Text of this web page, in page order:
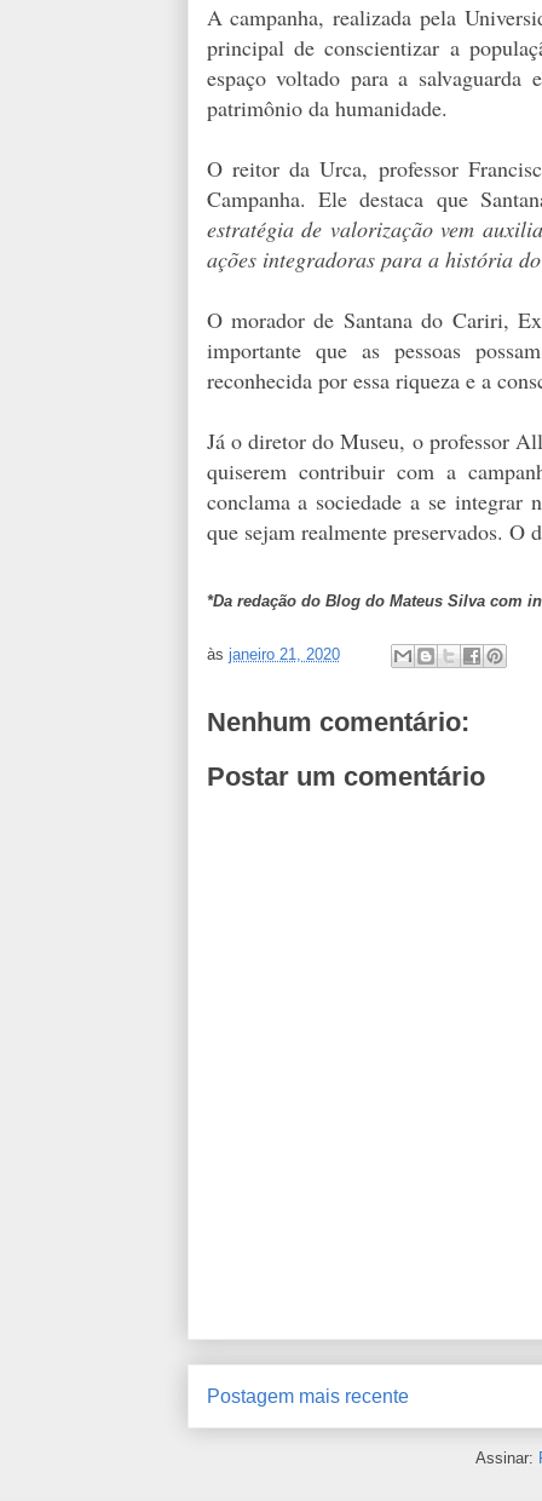
A campanha, realizada pela
principal de conscientizar a
espaço voltado para a
patrimônio da humanidade.
O reitor da Urca, professor
Campanha. Ele destaca que
estratégia de valorização vem
ações integradoras para a história
O morador de Santana do Cariri,
importante que as pessoas
reconhecida por essa riqueza e a
Já o diretor do Museu, o professor
quiserem contribuir com a
conclama a sociedade a se integrar
que sejam realmente preservados.
*Da redação do Blog do Mateus Silva com
às janeiro 21, 2020
Nenhum comentário:
Postar um comentário
Postagem mais recente
Assinar: